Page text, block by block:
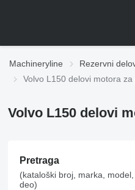
Machineryline Rezervni
Volvo L150 delovi motora
Volvo L150 delovi
Pretraga
(kataloški broj, marka,
deo)